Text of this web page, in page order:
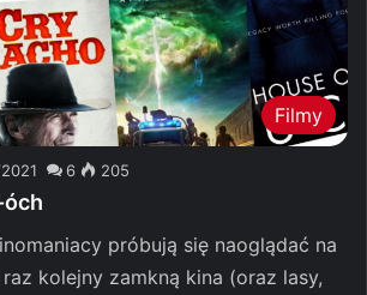
Filmy
6 205
óch
próbują się naoglądać na
kolejny zamkną kina (oraz lasy,